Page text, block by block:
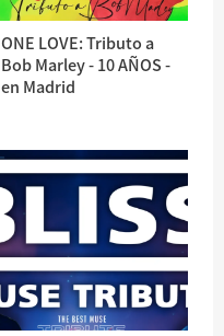
ONE LOVE: Tributo a
Bob Marley - 10 AÑOS -
en Madrid